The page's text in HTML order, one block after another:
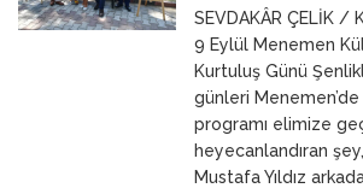
23 Mart 2026 ANNEMSEVDAKÂR ÇELİK /
9 Eylül Menemen
Kurtuluş Günü
günleri
programı elimize
heyecanlandıran
Mustafa Yıldız